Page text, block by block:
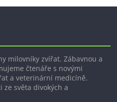
milovníky zvířat. Zábavnou a
čtenáře s novými
a veterinární medicíně.
ze světa divokých a